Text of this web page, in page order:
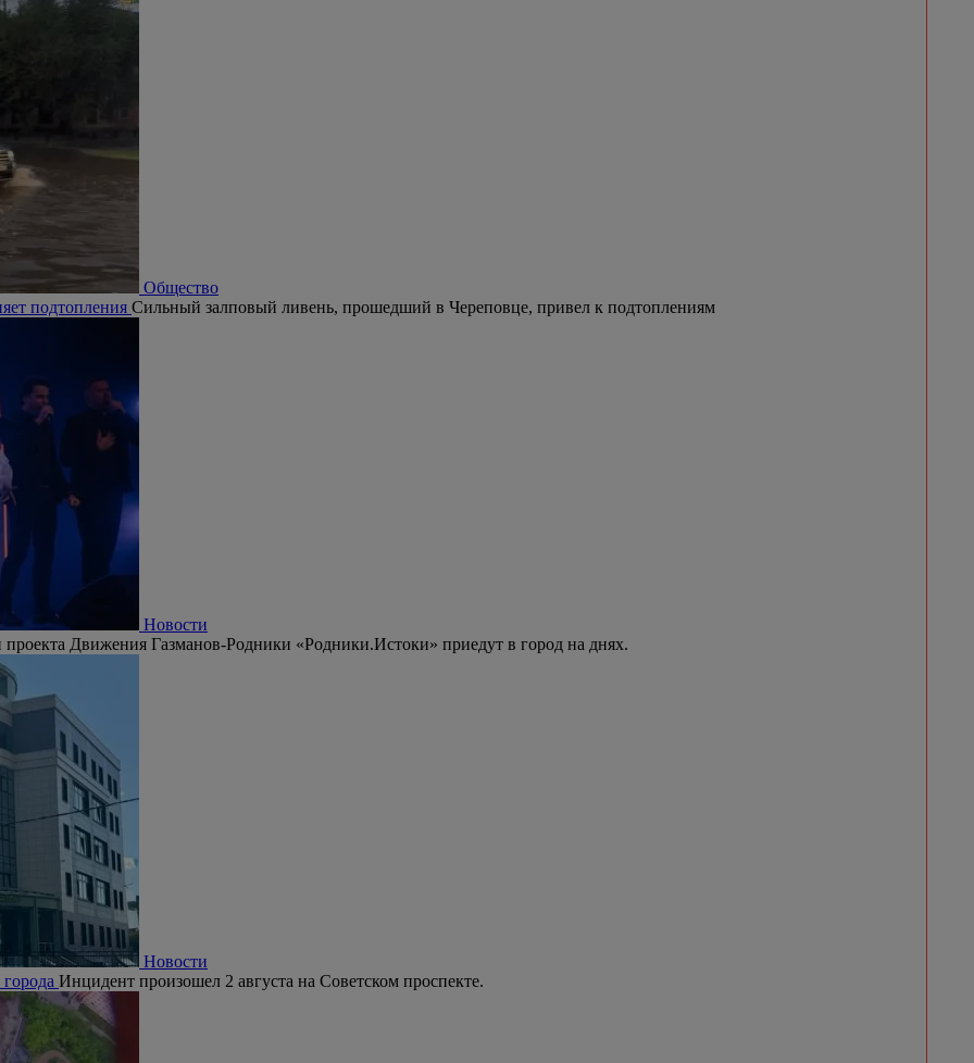
Общество
подтопления Сильный залповый ливень, прошедший в Череповце, привел к подтоплениям
Новости
проекта Движения Газманов-Родники «Родники.Истоки» приедут в город на днях.
Новости
Инцидент произошел 2 августа на Советском проспекте.